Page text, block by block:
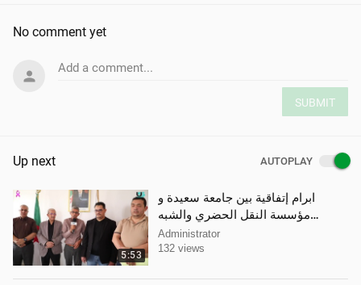
No comment yet
Add a comment...
SUBMIT
Up next AUTOPLAY
5:53
ابرام إتفاقية بين جامعة سعيدة و
مؤسسة النقل الحضري والشبه
الحضري
Administrator
132 views